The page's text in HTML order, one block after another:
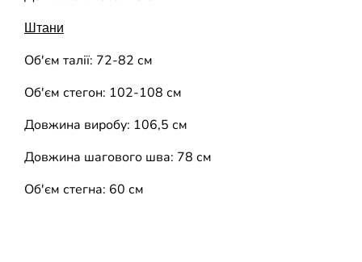
Штани
Об'єм талії: 72-82 см
Об'єм стегон: 102-108 см
Довжина виробу: 106,5 см
Довжина шагового шва: 78 см
Об'єм стегна: 60 см